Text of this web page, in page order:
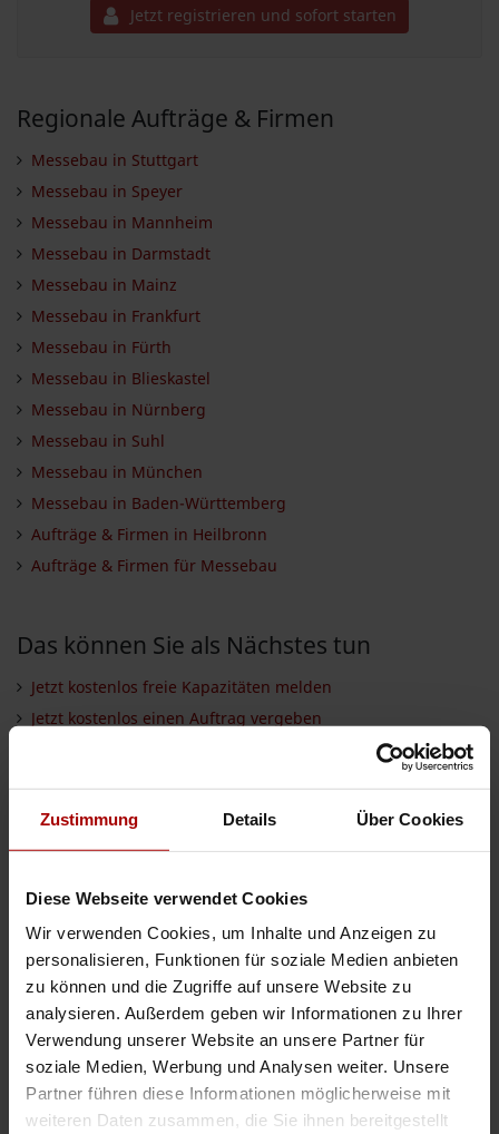
Zustimmung Details Über Cookies
Diese Webseite verwendet Cookies
Wir verwenden Cookies, um Inhalte und Anzeigen zu
personalisieren, Funktionen für soziale Medien anbieten
zu können und die Zugriffe auf unsere Website zu
analysieren. Außerdem geben wir Informationen zu Ihrer
Verwendung unserer Website an unsere Partner für
soziale Medien, Werbung und Analysen weiter. Unsere
Partner führen diese Informationen möglicherweise mit
weiteren Daten zusammen, die Sie ihnen bereitgestellt
Jetzt registrieren und sofort starten
Regionale Aufträge & Firmen
Messebau in Stuttgart
Messebau in Speyer
Messebau in Mannheim
Messebau in Darmstadt
Messebau in Mainz
Messebau in Frankfurt
Messebau in Fürth
Messebau in Blieskastel
Messebau in Nürnberg
Messebau in Suhl
Messebau in München
Messebau in Baden-Württemberg
Aufträge & Firmen in Heilbronn
Aufträge & Firmen für Messebau
Das können Sie als Nächstes tun
Jetzt kostenlos freie Kapazitäten melden
Jetzt kostenlos einen Auftrag vergeben
Auftrag vergeben
Auftrag suchen
TYPUS
Aufträge